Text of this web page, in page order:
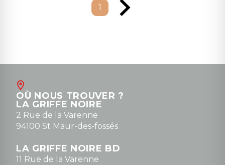
1
OÙ NOUS TROUVER ?
LA GRIFFE NOIRE
2 Rue de la Varenne
94100 St Maur-des-fossés
LA GRIFFE NOIRE BD
11 Rue de la Varenne